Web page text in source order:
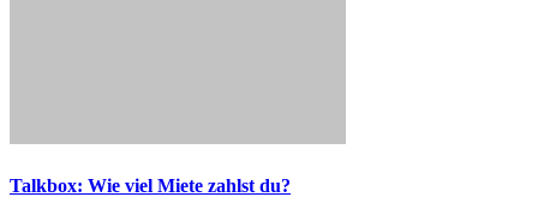
Talkbox: Wie viel Miete zahlst du?